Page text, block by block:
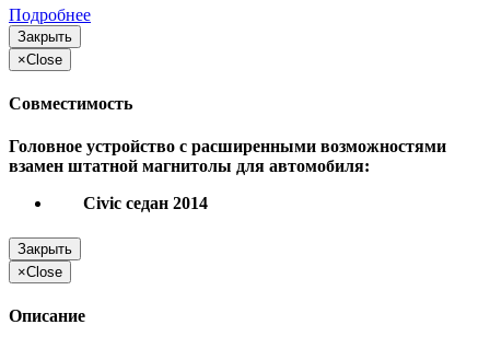
Подробнее
Закрыть
×Close
Совместимость
Головное устройство с расширенными возможностями
взамен штатной магнитолы для автомобиля:
Civic седан 2014
Закрыть
×Close
Описание